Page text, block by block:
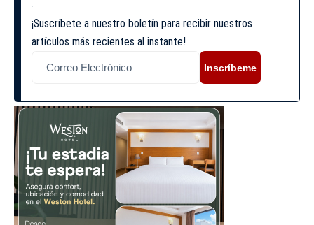
¡Suscríbete a nuestro boletín para recibir nuestros
artículos más recientes al instante!
Inscríbeme